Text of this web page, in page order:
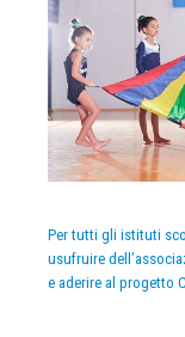
Per tutti gli istituti
usufruire
e aderire al progetto